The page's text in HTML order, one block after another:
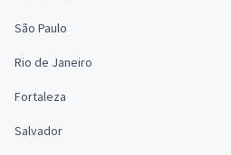
São Paulo
Rio de Janeiro
Fortaleza
Salvador